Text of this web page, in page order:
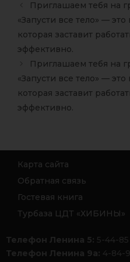
Приглашаем тебя на
«Запусти все тело» —
которая заставит
эффективно.
Приглашаем тебя на
«Запусти все тело» —
которая заставит
эффективно.
Карта сайта
Обратная связь
Гостевая книга
Турбаза ЦДТ «ХИБИНЫ»
Телефон Ленина 5: 5-44-85
Телефон Ленина 9а: 4-84-